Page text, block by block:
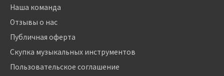
Наша команда
Отзывы о нас
Публичная оферта
Скупка музыкальных инструментов
Пользовательское соглашение